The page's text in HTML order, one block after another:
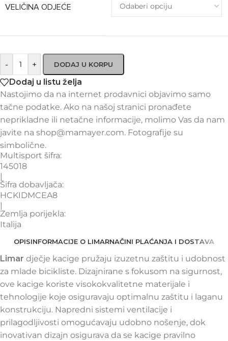
VELIČINA ODJEĆE
- + DODAJ U KORPU
Dodaj u listu želja
Nastojimo da na internet prodavnici objavimo samo
tačne podatke. Ako na našoj stranici pronađete
neprikladne ili netačne informacije, molimo Vas da nam
javite na shop@mamayer.com. Fotografije su
simbolične.
Multisport šifra:
145018
Šifra dobavljača:
HCKIDMCEA8
Zemlja porijekla:
Italija
OPISINFORMACIJE O LIMARNAČINI PLAĆANJA I DOSTAVA
Limar dječje kacige pružaju izuzetnu zaštitu i udobnost
za mlade bicikliste. Dizajnirane s fokusom na sigurnost,
ove kacige koriste visokokvalitetne materijale i
tehnologije koje osiguravaju optimalnu zaštitu i laganu
konstrukciju. Napredni sistemi ventilacije i
prilagodljivosti omogućavaju udobno nošenje, dok
inovativan dizajn osigurava da se kacige pravilno